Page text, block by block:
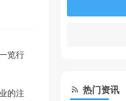
览行
的注
热门资讯